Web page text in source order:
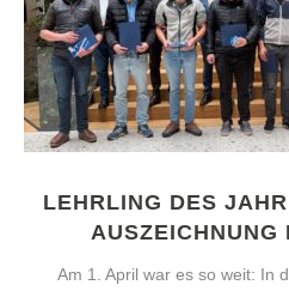
LEHRLING DES
USZEICHNUNG
Am 1. April war es so weit: In